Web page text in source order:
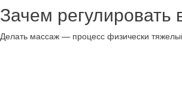
Зачем регулировать
Делать массаж — процесс физически